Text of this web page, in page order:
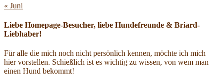
« Juni
Liebe Homepage-Besucher, liebe Hundefreunde & Briard-
Liebhaber!
Für alle die mich noch nicht persönlich kennen, möchte ich mich
hier vorstellen. Schießlich ist es wichtig zu wissen, von wem man
einen Hund bekommt!